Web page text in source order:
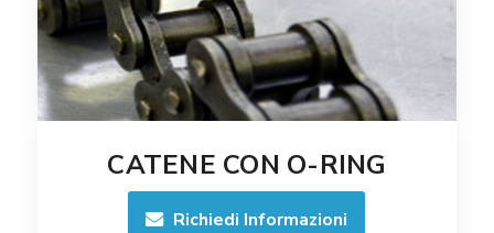
CATENE CON O-RING
Richiedi Informazioni